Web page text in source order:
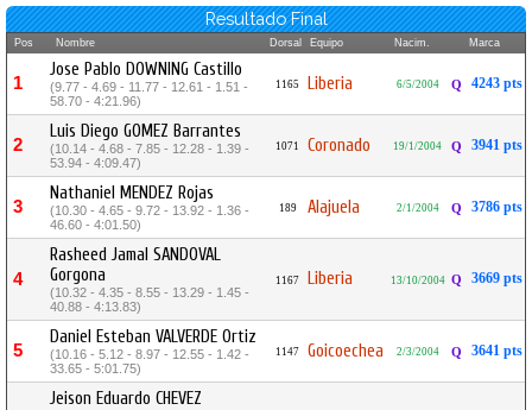
Resultado Final
Pos Nombre Dorsal Equipo Nacim. Marca
1
Jose Pablo DOWNING Castillo
(9.77 - 4.69 - 11.77 - 12.61 - 1.51 -
58.70 - 4:21.96)
1165 Liberia 6/5/2004 Q 4243 pts
2
Luis Diego GOMEZ Barrantes
(10.14 - 4.68 - 7.85 - 12.28 - 1.39 -
53.94 - 4:09.47)
1071 Coronado 19/1/2004 Q 3941 pts
3
Nathaniel MENDEZ Rojas
(10.30 - 4.65 - 9.72 - 13.92 - 1.36 -
46.60 - 4:01.50)
189 Alajuela 2/1/2004 Q 3786 pts
4
Rasheed Jamal SANDOVAL
Gorgona
(10.32 - 4.35 - 8.55 - 13.29 - 1.45 -
40.88 - 4:13.83)
1167 Liberia 13/10/2004 Q 3669 pts
5
Daniel Esteban VALVERDE Ortiz
(10.16 - 5.12 - 8.97 - 12.55 - 1.42 -
33.65 - 5:01.75)
1147 Goicoechea 2/3/2004 Q 3641 pts
Jeison Eduardo CHEVEZ